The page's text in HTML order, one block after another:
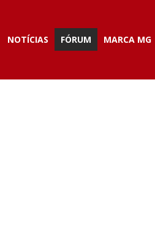
NOTÍCIAS FÓRUM MARCA MG